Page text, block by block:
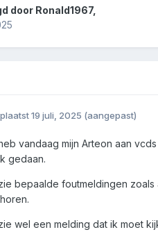
door Ronald1967,
19 juli, 2025 (aangepast)
vandaag mijn Arteon aan
gedaan.
bepaalde foutmeldingen
wel een melding dat ik moet